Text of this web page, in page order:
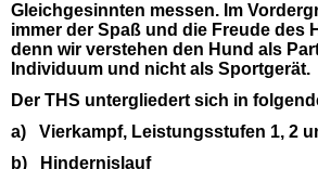
Gleichgesinnten messen. Im
immer der Spaß und die Freude des
denn wir verstehen den Hund als
Individuum und nicht als Sportgerät.
Der THS untergliedert sich in
a) Vierkampf, Leistungsstufen 1, 2
b) Hindernislauf